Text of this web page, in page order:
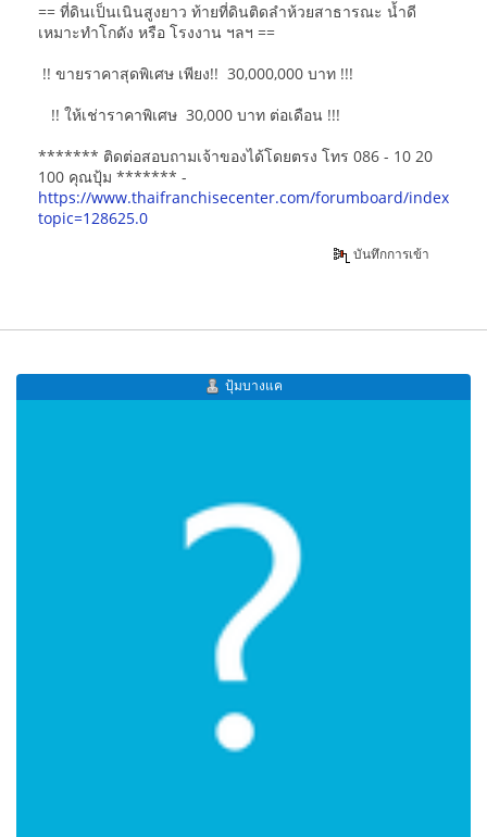
== ที่ดินเป็นเนินสูงยาว ท้ายที่ดินติดลำห้วยสาธารณะ น้ำดี
เหมาะทำโกดัง หรือ โรงงาน ฯลฯ ==
!! ขายราคาสุดพิเศษ เพียง!! 30,000,000 บาท !!!
!! ให้เช่าราคาพิเศษ 30,000 บาท ต่อเดือน !!!
******* ติดต่อสอบถามเจ้าของได้โดยตรง โทร 086 - 10 20
100 คุณปุ้ม ******* -
https://www.thaifranchisecenter.com/forumboard/
topic=128625.0
บันทึกการเข้า
ปุ้มบางแค